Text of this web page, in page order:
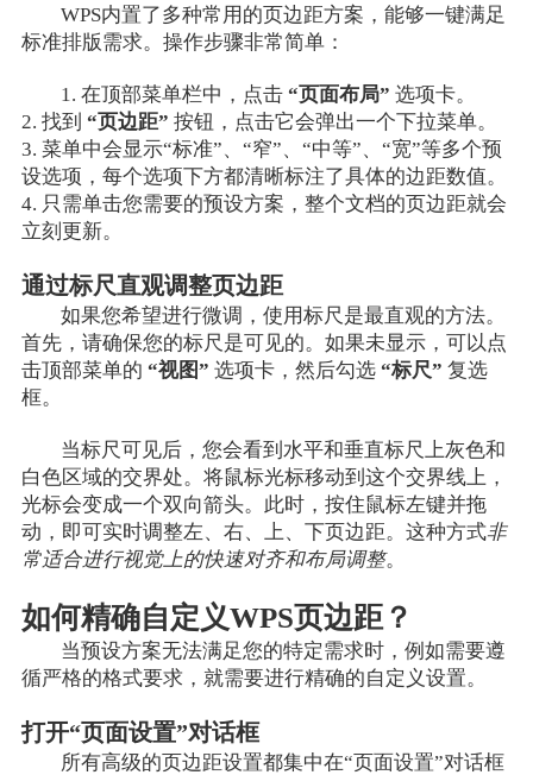
WPS内置了多种常用的页边距方案，能够一键满足
标准排版需求。操作步骤非常简单：
1. 在顶部菜单栏中，点击“页面布局” 选项卡。
2. 找到 “页边距” 按钮，点击它会弹出一个下拉菜单。
3. 菜单中会显示“标准”、“窄”、“中等”、“宽”等多个预
设选项，每个选项下方都清晰标注了具体的边距数值。
4. 只需单击您需要的预设方案，整个文档的页边距就会
立刻更新。
通过标尺直观调整页边距
如果您希望进行微调，使用标尺是最直观的方法。
首先，请确保您的标尺是可见的。如果未显示，可以点
击顶部菜单的 “视图” 选项卡，然后勾选 “标尺” 复选
框。
当标尺可见后，您会看到水平和垂直标尺上灰色和
白色区域的交界处。将鼠标光标移动到这个交界线上，
光标会变成一个双向箭头。此时，按住鼠标左键并拖
动，即可实时调整左、右、上、下页边距。这种方式非
常适合进行视觉上的快速对齐和布局调整。
如何精确自定义WPS页边距？
当预设方案无法满足您的特定需求时，例如需要遵
循严格的格式要求，就需要进行精确的自定义设置。
打开“页面设置”对话框
所有高级的页边距设置都集中在“页面设置”对话框